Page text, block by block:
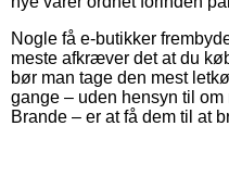
Nogle få e-butikker
meste afkræver det at du
bør man tage den mest
gange – uden hensyn til
Brande – er at få dem til at